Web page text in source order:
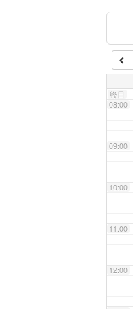
終日
07:00
08:00
09:00
10:00
11:00
12:00